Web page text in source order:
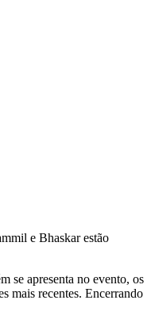
e Bhaskar estão
se apresenta no evento, os
mais recentes. Encerrando